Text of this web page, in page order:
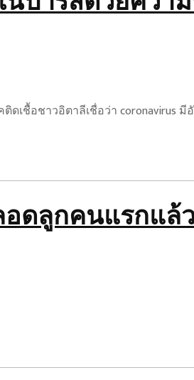
ดเชื้อชาวอิตาลีเชื่อว่า
อดลูกคนแรกแล้ว